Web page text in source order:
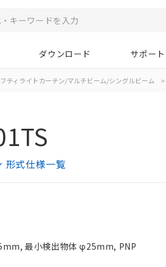
ダウンロード サポート
ティライトカーテン/マルチビーム/シングルビーム >
形式仕様一覧
最小検出物体 φ25mm, PNP